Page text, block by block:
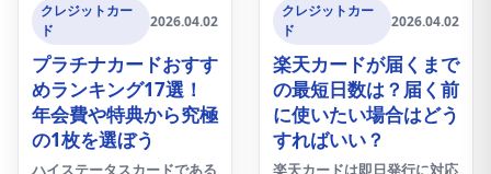
クレジットカー
ド
2026.04.02
プラチナカードおすす
めランキング17選！
年会費や特典から究極
の1枚を選ぼう
ハイステータスカードである
クレジットカー
ド
2026.04.02
楽天カードが届くまで
の最短日数は？届く前
に使いたい場合はどう
すればいい？
楽天カードは即日発行に対応